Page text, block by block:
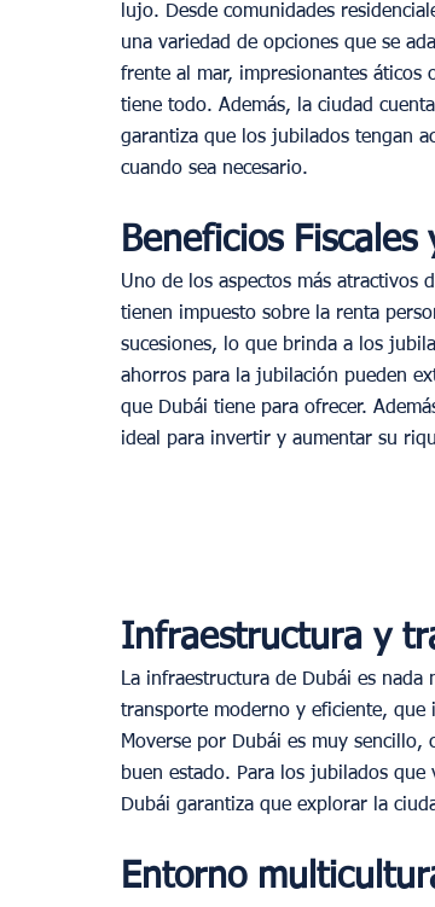
lujo. Desde comunidades
una variedad de opciones que se
frente al mar, impresionantes áticos
tiene todo. Además, la ciudad
garantiza que los jubilados tengan
cuando sea necesario.
Beneficios
Uno de los aspectos más atractivos
tienen impuesto sobre la renta
sucesiones, lo que brinda a los
ahorros para la jubilación pueden
que Dubái tiene para ofrecer.
ideal para invertir y aumentar su
Infraestructura y
La infraestructura de Dubái es nada
transporte moderno y eficiente, que
Moverse por Dubái es muy
buen estado. Para los jubilados
Dubái garantiza que explorar la
Entorno